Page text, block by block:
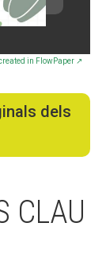
in FlowPaper ↗
dels
CLAU